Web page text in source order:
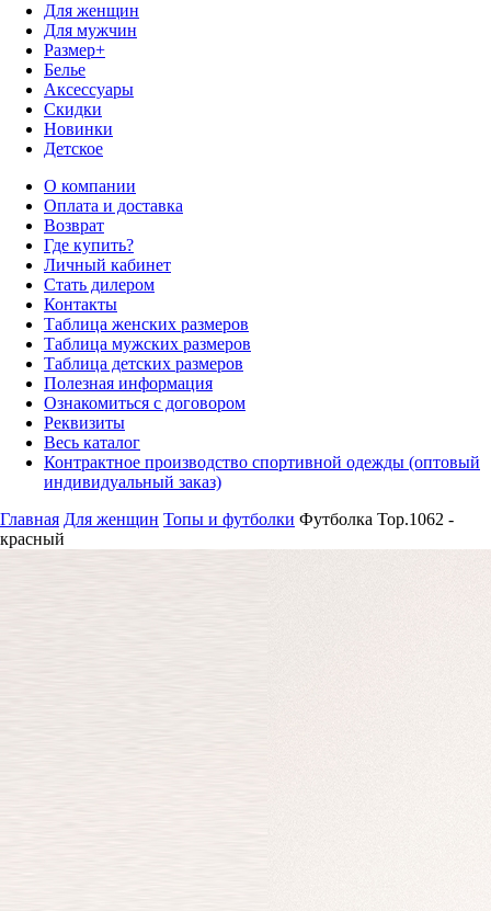
Для женщин
Для мужчин
Размер+
Белье
Аксессуары
Скидки
Новинки
Детское
О компании
Оплата и доставка
Возврат
Где купить?
Личный кабинет
Стать дилером
Контакты
Таблица женских размеров
Таблица мужских размеров
Таблица детских размеров
Полезная информация
Ознакомиться с договором
Реквизиты
Весь каталог
Контрактное производство спортивной одежды (оптовый
индивидуальный заказ)
Главная Для женщин Топы и футболки Футболка Top.1062 -
красный